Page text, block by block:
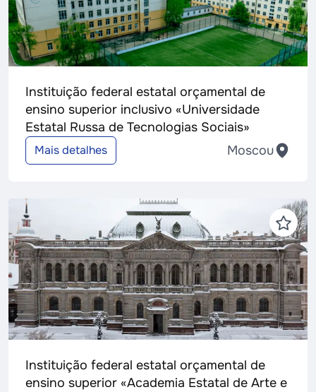
Instituição federal estatal orçamental de
ensino superior inclusivo «Universidade
Estatal Russa de Tecnologias Sociais»
Mais detalhes Moscou
Instituição federal estatal orçamental de
ensino superior «Academia Estatal de Arte e